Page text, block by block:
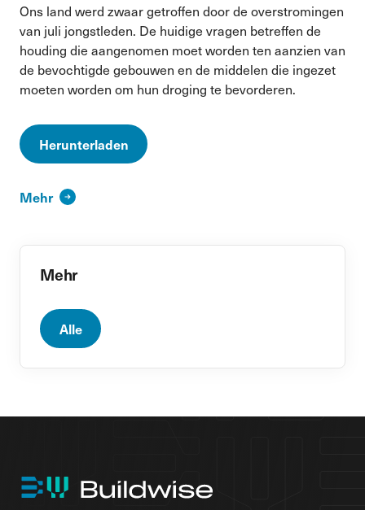
Ons land werd zwaar getroffen door de overstromingen
van juli jongstleden. De huidige vragen betreffen de
houding die aangenomen moet worden ten aanzien van
de bevochtigde gebouwen en de middelen die ingezet
moeten worden om hun droging te bevorderen.
Herunterladen
Mehr
Mehr
Alle